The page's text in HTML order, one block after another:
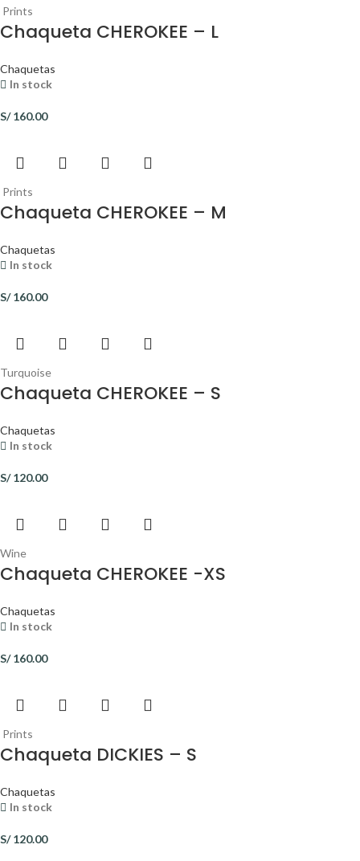
Prints
Chaqueta CHEROKEE – L
Chaquetas
In stock
S/160.00
Prints
Chaqueta CHEROKEE – M
Chaquetas
In stock
S/160.00
Turquoise
Chaqueta CHEROKEE – S
Chaquetas
In stock
S/120.00
Wine
Chaqueta CHEROKEE -XS
Chaquetas
In stock
S/160.00
Prints
Chaqueta DICKIES – S
Chaquetas
In stock
S/120.00